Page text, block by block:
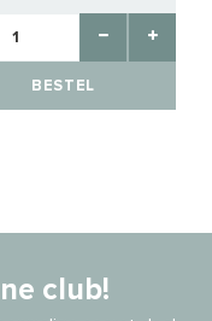
BESTEL
club!